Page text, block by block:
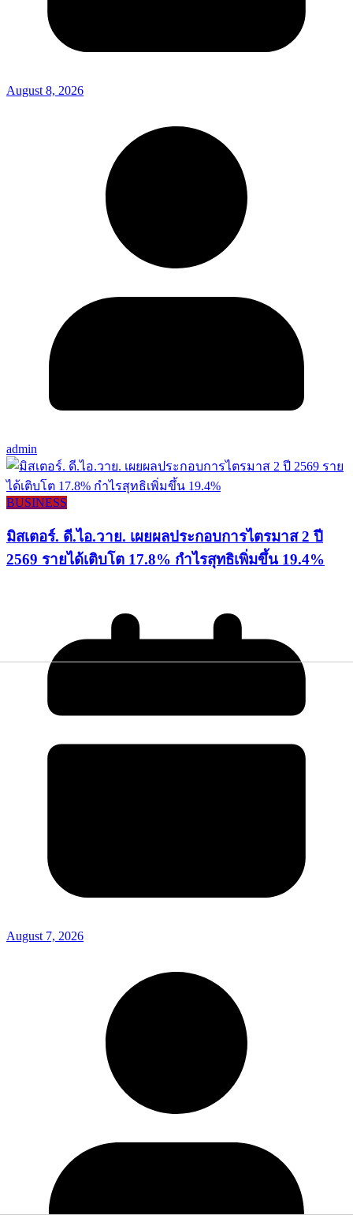
August 8, 2026
admin
BUSINESS
มิสเตอร์. ดี.ไอ.วาย. เผยผลประกอบการไตรมาส 2 ปี
2569 รายได้เติบโต 17.8% กำไรสุทธิเพิ่มขึ้น 19.4%
August 7, 2026